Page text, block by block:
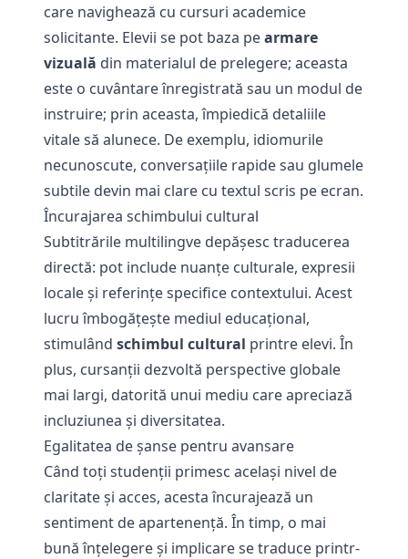
care navighează cu cursuri academice
solicitante. Elevii se pot baza pearmare
vizuală din materialul de prelegere; aceasta
este o cuvântare înregistrată sau un modul de
instruire; prin aceasta, împiedică detaliile
vitale să alunece. De exemplu, idiomurile
necunoscute, conversaţiile rapide sau glumele
subtile devin mai clare cu textul scris pe ecran.
Încurajarea schimbului cultural
Subtitrările multilingve depășesc traducerea
directă: pot include nuanțe culturale, expresii
locale și referințe specifice contextului. Acest
lucru îmbogăţeşte mediul educaţional,
stimulând schimbul cultural printre elevi. În
plus, cursanţii dezvoltă perspective globale
mai largi, datorită unui mediu care apreciază
incluziunea şi diversitatea.
Egalitatea de șanse pentru avansare
Când toți studenții primesc același nivel de
claritate și acces, acesta încurajează un
sentiment de apartenență. În timp, o mai
bună înțelegere și implicare se traduce printr-